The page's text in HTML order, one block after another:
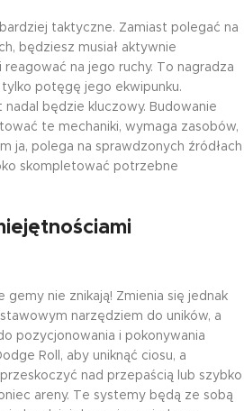
taktyczne. Zamiast polegać na
będziesz musiał aktywnie
na jego ruchy. To nagradza
potęgę jego ekwipunku.
będzie kluczowy. Budowanie
te mechaniki, wymaga zasobów,
ja, polega na sprawdzonych źródłach
skompletować potrzebne
gemy nie znikają! Zmienia się jednak
narzędziem do uników, a
pozycjonowania i pokonywania
Roll, aby uniknąć ciosu, a
nad przepaścią lub szybko
areny. Te systemy będą ze sobą